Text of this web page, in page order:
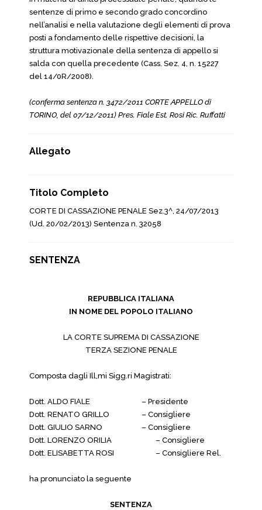
sentenze di primo e secondo grado concordino
nell’analisi e nella valutazione degli elementi di prova
posti a fondamento delle rispettive decisioni, la
struttura motivazionale della sentenza di appello si
salda con quella precedente (Cass. Sez. 4, n. 15227
del 14/0R/2008).
(conferma sentenza n. 3472/2011 CORTE APPELLO di
TORINO, del 07/12/2011) Pres. Fiale Est. Rosi Ric. Ruffatti
Allegato
Titolo Completo
CORTE DI CASSAZIONE PENALE Sez.3^, 24/07/2013
(Ud. 20/02/2013) Sentenza n. 32058
SENTENZA
REPUBBLICA ITALIANA
IN NOME DEL POPOLO ITALIANO
LA CORTE SUPREMA DI CASSAZIONE
TERZA SEZIONE PENALE
Composta dagli Ill,mi Sigg.ri Magistrati:
Dott. ALDO FIALE
– Presidente
Dott. RENATO GRILLO
– Consigliere
Dott. GIULIO SARNO
– Consigliere
Dott. LORENZO ORILIA
– Consigliere
Dott. ELISABETTA ROSI
– Consigliere Rel.
ha pronunciato la seguente
SENTENZA